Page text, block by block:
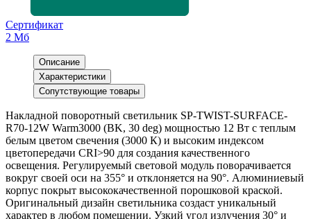
Сертификат
2 Мб
Описание
Характеристики
Сопутствующие товары
Накладной поворотный светильник SP-TWIST-SURFACE-
R70-12W Warm3000 (BK, 30 deg) мощностью 12 Вт с теплым
белым цветом свечения (3000 К) и высоким индексом
цветопередачи CRI>90 для создания качественного
освещения. Регулируемый световой модуль поворачивается
вокруг своей оси на 355° и отклоняется на 90°. Алюминиевый
корпус покрыт высококачественной порошковой краской.
Оригинальный дизайн светильника создаст уникальный
характер в любом помещении. Узкий угол излучения 30° и